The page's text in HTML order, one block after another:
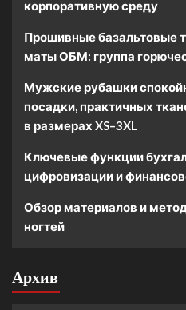
корпоративную среду
Прошивные базальтовые
маты ОБМ: группа
Мужские рубашки
посадки, практичных
в размерах XS–3XL
Ключевые функции
цифровизации и
Обзор материалов и
ногтей
Архив